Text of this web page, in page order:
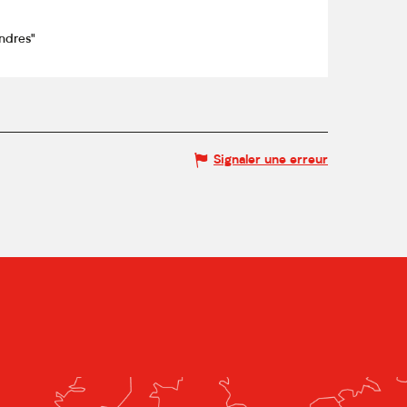
Signaler une erreur